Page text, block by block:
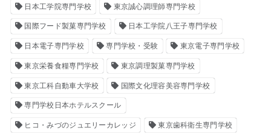
日本工学院専門学校 東京誠心調理師専門学校
国際フード製菓専門学校 日本工学院八王子専門学校
日本電子専門学校 専門学校・受験 東京電子専門学校
東京栄養食糧専門学校 東京調理製菓専門学校
東京工科自動車大学校 国際文化理容美容専門学校
専門学校日本ホテルスクール
ヒコ・みづのジュエリーカレッジ 東京歯科衛生専門学校